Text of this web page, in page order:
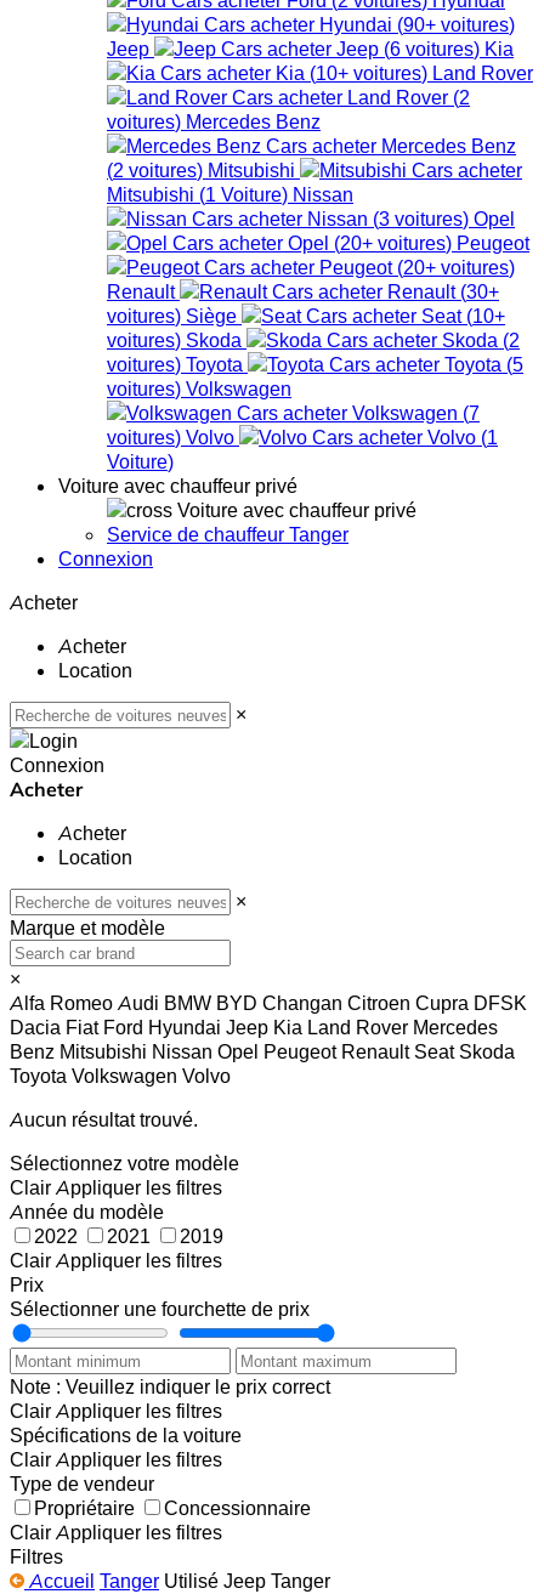
Hyundai (90+ voitures)
Jeep
Jeep (6 voitures) Kia
Kia (10+ voitures) Land Rover
Land Rover (2
voitures) Mercedes Benz
Mercedes Benz
(2 voitures) Mitsubishi
Mitsubishi (1 Voiture) Nissan
Nissan (3 voitures) Opel
Opel (20+ voitures) Peugeot
Peugeot (20+ voitures)
Renault
Renault (30+
voitures) Siège Seat (10+
voitures) Skoda Skoda (2
voitures) Toyota Toyota (5
voitures) Volkswagen
Volkswagen (7
voitures) Volvo Volvo (1
Voiture)
Voiture avec chauffeur privé
Voiture avec chauffeur privé
Service de chauffeur Tanger
Connexion
Acheter
Acheter
Location
×
Connexion
Acheter
Acheter
Location
×
Marque et modèle
×
Alfa Romeo Audi BMW BYD Changan Citroen Cupra DFSK
Dacia Fiat Ford Hyundai Jeep Kia Land Rover Mercedes
Benz Mitsubishi Nissan Opel Peugeot Renault Seat Skoda
Toyota Volkswagen Volvo
Aucun résultat trouvé.
Sélectionnez votre modèle
Clair Appliquer les filtres
Année du modèle
2022
2021
2019
Clair Appliquer les filtres
Prix
Sélectionner une fourchette de prix
Note : Veuillez indiquer le prix correct
Clair Appliquer les filtres
Spécifications de la voiture
Clair Appliquer les filtres
Type de vendeur
Propriétaire
Concessionnaire
Clair Appliquer les filtres
Filtres
Accueil Tanger Utilisé Jeep Tanger